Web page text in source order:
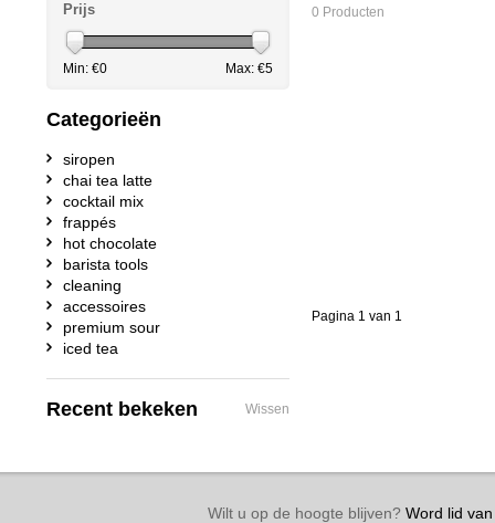
0 Producten
Pagina 1 van 1
Prijs
Min: €0 Max: €5
Categorieën
siropen
chai tea latte
cocktail mix
frappés
hot chocolate
barista tools
cleaning
accessoires
premium sour
iced tea
Recent bekeken Wissen
Wilt u op de hoogte blijven?Word lid van